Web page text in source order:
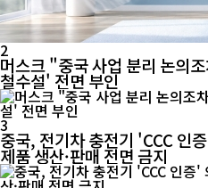
2
머스크 "중국 사업 분리 논의
철수설' 전면 부인
3
중국, 전기차 충전기 'CCC 인
제품 생산·판매 전면 금지